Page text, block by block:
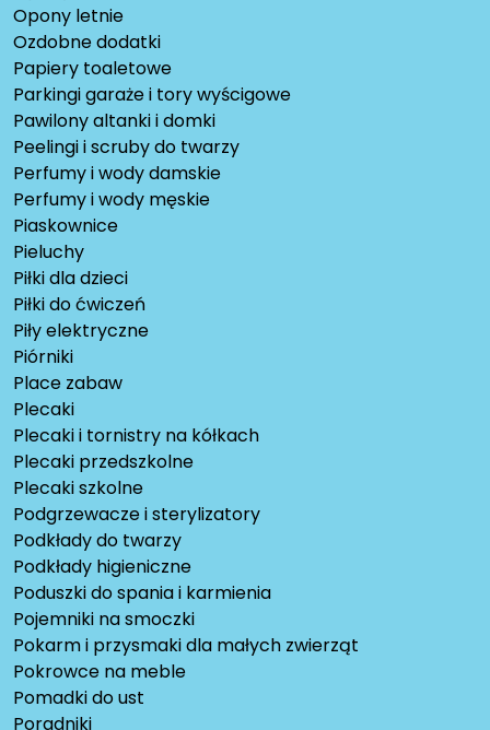
Opony letnie
Ozdobne dodatki
Papiery toaletowe
Parkingi garaże i tory wyścigowe
Pawilony altanki i domki
Peelingi i scruby do twarzy
Perfumy i wody damskie
Perfumy i wody męskie
Piaskownice
Pieluchy
Piłki dla dzieci
Piłki do ćwiczeń
Piły elektryczne
Piórniki
Place zabaw
Plecaki
Plecaki i tornistry na kółkach
Plecaki przedszkolne
Plecaki szkolne
Podgrzewacze i sterylizatory
Podkłady do twarzy
Podkłady higieniczne
Poduszki do spania i karmienia
Pojemniki na smoczki
Pokarm i przysmaki dla małych zwierząt
Pokrowce na meble
Pomadki do ust
Poradniki